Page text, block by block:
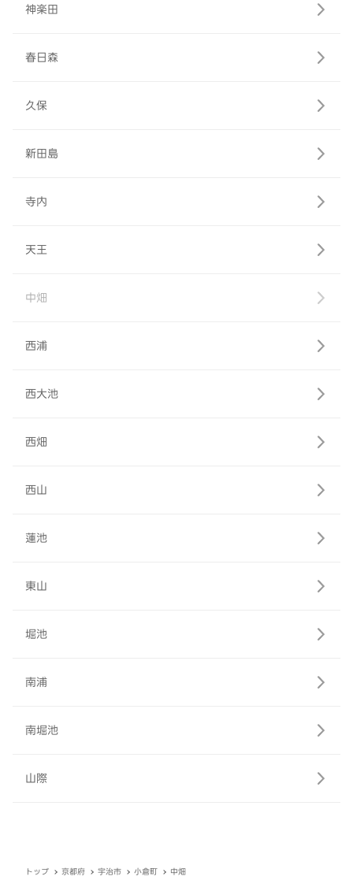
神楽田
春日森
久保
新田島
寺内
天王
中畑
西浦
西大池
西畑
西山
蓮池
東山
堀池
南浦
南堀池
山際
トップ 京都府 宇治市 小倉町 中畑